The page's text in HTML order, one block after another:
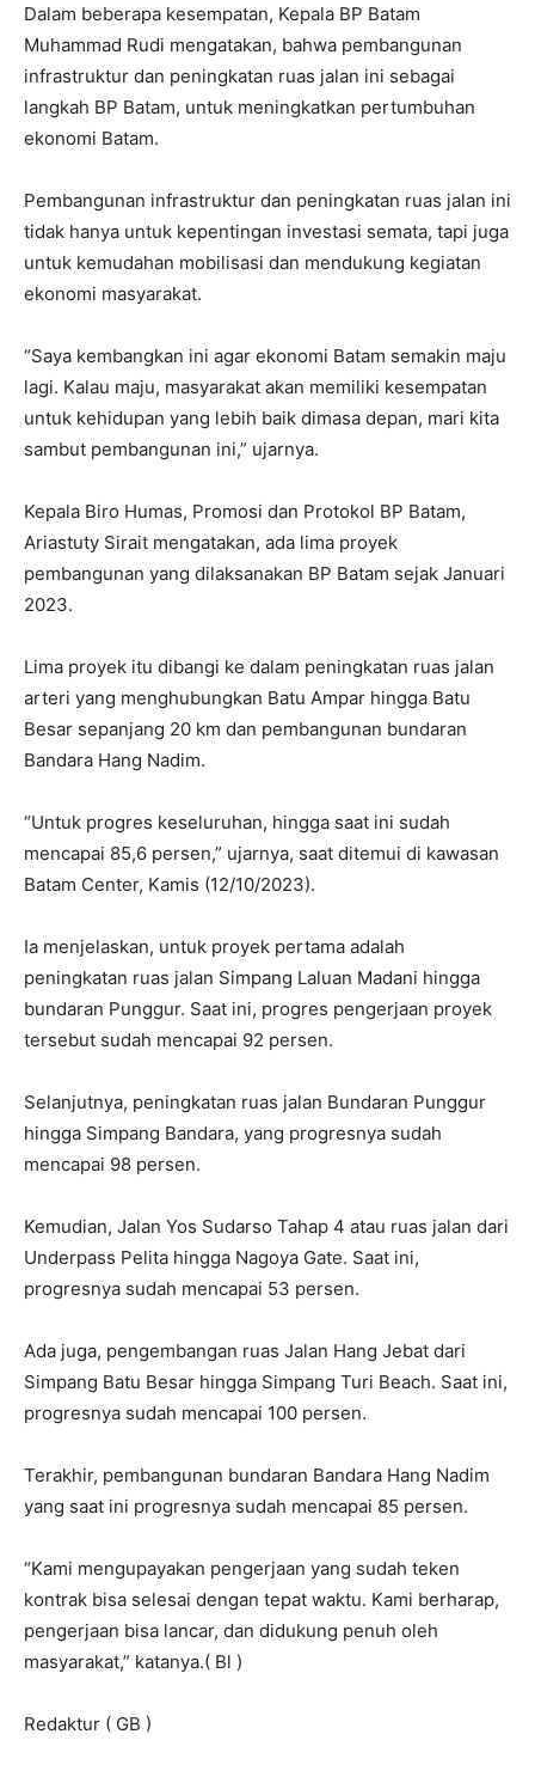
Dalam beberapa kesempatan, Kepala BP Batam
Muhammad Rudi mengatakan, bahwa pembangunan
infrastruktur dan peningkatan ruas jalan ini sebagai
langkah BP Batam, untuk meningkatkan pertumbuhan
ekonomi Batam.
Pembangunan infrastruktur dan peningkatan ruas jalan ini
tidak hanya untuk kepentingan investasi semata, tapi juga
untuk kemudahan mobilisasi dan mendukung kegiatan
ekonomi masyarakat.
“Saya kembangkan ini agar ekonomi Batam semakin maju
lagi. Kalau maju, masyarakat akan memiliki kesempatan
untuk kehidupan yang lebih baik dimasa depan, mari kita
sambut pembangunan ini,” ujarnya.
Kepala Biro Humas, Promosi dan Protokol BP Batam,
Ariastuty Sirait mengatakan, ada lima proyek
pembangunan yang dilaksanakan BP Batam sejak Januari
2023.
Lima proyek itu dibangi ke dalam peningkatan ruas jalan
arteri yang menghubungkan Batu Ampar hingga Batu
Besar sepanjang 20 km dan pembangunan bundaran
Bandara Hang Nadim.
“Untuk progres keseluruhan, hingga saat ini sudah
mencapai 85,6 persen,” ujarnya, saat ditemui di kawasan
Batam Center, Kamis (12/10/2023).
Ia menjelaskan, untuk proyek pertama adalah
peningkatan ruas jalan Simpang Laluan Madani hingga
bundaran Punggur. Saat ini, progres pengerjaan proyek
tersebut sudah mencapai 92 persen.
Selanjutnya, peningkatan ruas jalan Bundaran Punggur
hingga Simpang Bandara, yang progresnya sudah
mencapai 98 persen.
Kemudian, Jalan Yos Sudarso Tahap 4 atau ruas jalan dari
Underpass Pelita hingga Nagoya Gate. Saat ini,
progresnya sudah mencapai 53 persen.
Ada juga, pengembangan ruas Jalan Hang Jebat dari
Simpang Batu Besar hingga Simpang Turi Beach. Saat ini,
progresnya sudah mencapai 100 persen.
Terakhir, pembangunan bundaran Bandara Hang Nadim
yang saat ini progresnya sudah mencapai 85 persen.
“Kami mengupayakan pengerjaan yang sudah teken
kontrak bisa selesai dengan tepat waktu. Kami berharap,
pengerjaan bisa lancar, dan didukung penuh oleh
masyarakat,” katanya.( Bl )
Redaktur ( GB )